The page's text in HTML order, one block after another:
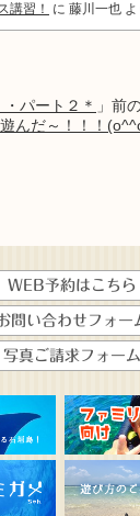
講習！
に 藤川一也 よ
パート２＊ 」
んだ～！！！
WEB予約はこちら
問い合わせフォー
写真ご請求フォーム